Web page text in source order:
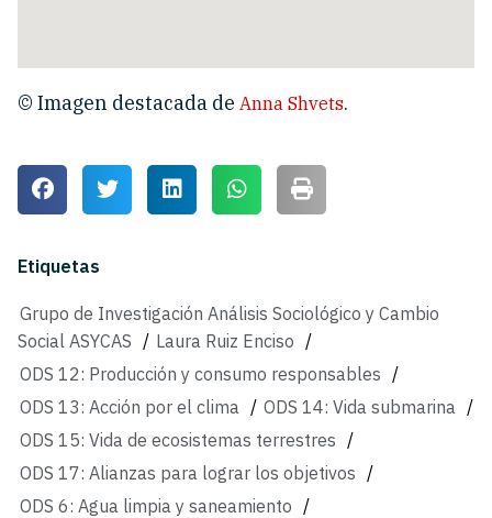
© Imagen destacada de Anna Shvets.
Etiquetas
Grupo de Investigación Análisis Sociológico y Cambio
Social ASYCAS / Laura Ruiz Enciso /
ODS 12: Producción y consumo responsables /
ODS 13: Acción por el clima / ODS 14: Vida submarina /
ODS 15: Vida de ecosistemas terrestres /
ODS 17: Alianzas para lograr los objetivos /
ODS 6: Agua limpia y saneamiento /